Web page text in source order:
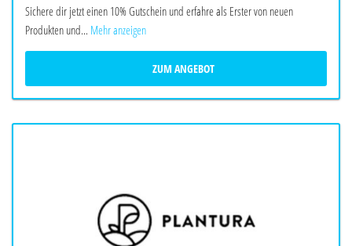
Sichere dir jetzt einen 10% Gutschein und erfahre als Erster von neuen
Produkten und... Mehr anzeigen
ZUM ANGEBOT